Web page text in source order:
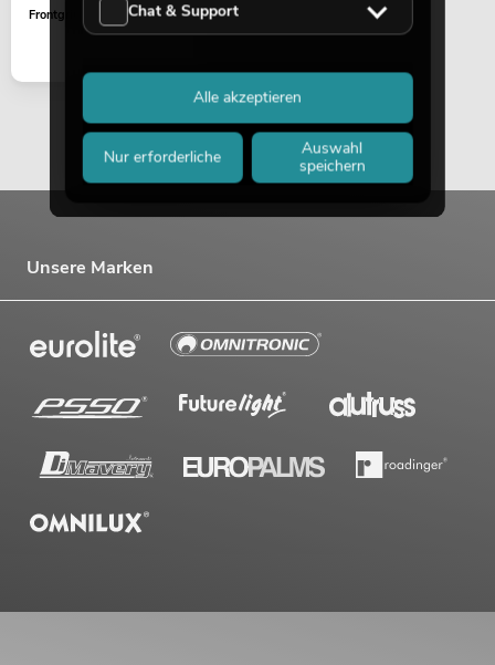
Frontgrill COMBO-160BT
Unsere Marken
Chat & Support
Nur erforderliche
Auswahl
speichern
Alle akzeptieren